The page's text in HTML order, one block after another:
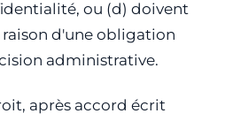
ou (d) doivent
d'une obligation
administrative.
après accord écrit